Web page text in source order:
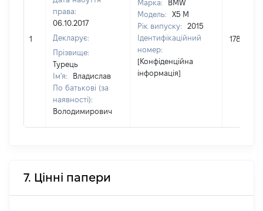
1
права:
06.10.2017
Декларує:
Прізвище:
Турець
Ім'я:
Владислав
По батькові (за
наявності):
Володимирович
Марка:
BMW
Модель:
X5 M
Рік випуску:
2015
Ідентифікаційний
номер:
[Конфіденційна
інформація]
1784427
7. Цінні папери